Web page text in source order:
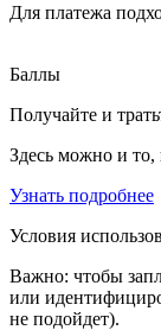
Для платежа
Баллы
Получайте и
Здесь можно и то,
Узнать подробнее
Условия
Важно: чтобы
или
не подойдет).